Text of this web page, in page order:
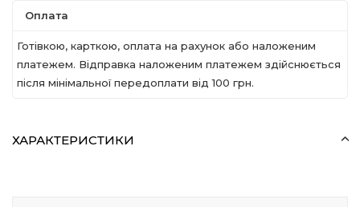
Оплата
Готівкою, карткою, оплата на рахунок або наложеним
платежем. Відправка наложеним платежем здійснюється
після мінімальної передоплати вiд 100 грн.
ХАРАКТЕРИСТИКИ